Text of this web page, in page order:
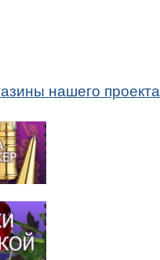
нашего проекта